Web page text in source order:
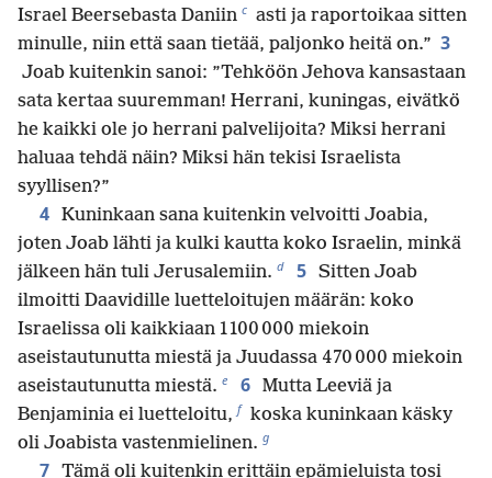
Israel Beersebasta Daniin c asti ja raportoikaa sitten
minulle, niin että saan tietää, paljonko heitä on.” 3
Joab kuitenkin sanoi: ”Tehköön Jehova kansastaan
sata kertaa suuremman! Herrani, kuningas, eivätkö
he kaikki ole jo herrani palvelijoita? Miksi herrani
haluaa tehdä näin? Miksi hän tekisi Israelista
syyllisen?”
4 Kuninkaan sana kuitenkin velvoitti Joabia,
joten Joab lähti ja kulki kautta koko Israelin, minkä
jälkeen hän tuli Jerusalemiin. d 5 Sitten Joab
ilmoitti Daavidille luetteloitujen määrän: koko
Israelissa oli kaikkiaan 1 100 000 miekoin
aseistautunutta miestä ja Juudassa 470 000 miekoin
aseistautunutta miestä. e 6 Mutta Leeviä ja
Benjaminia ei luetteloitu, f koska kuninkaan käsky
oli Joabista vastenmielinen. g
7 Tämä oli kuitenkin erittäin epämieluista tosi